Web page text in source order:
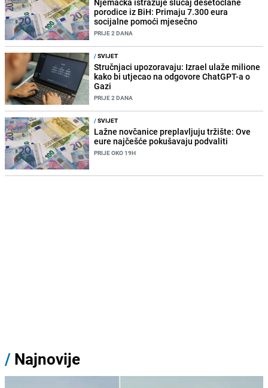
porodice iz BiH: Primaju 7.300 eura
socijalne pomoći mjesečno
PRIJE 2 DANA
/SVIJET
Stručnjaci upozoravaju: Izrael ulaže milione
kako bi utjecao na odgovore ChatGPT-a o
Gazi
PRIJE 2 DANA
/SVIJET
Lažne novčanice preplavljuju tržište: Ove
eure najčešće pokušavaju podvaliti
PRIJE OKO 19H
/ Najnovije